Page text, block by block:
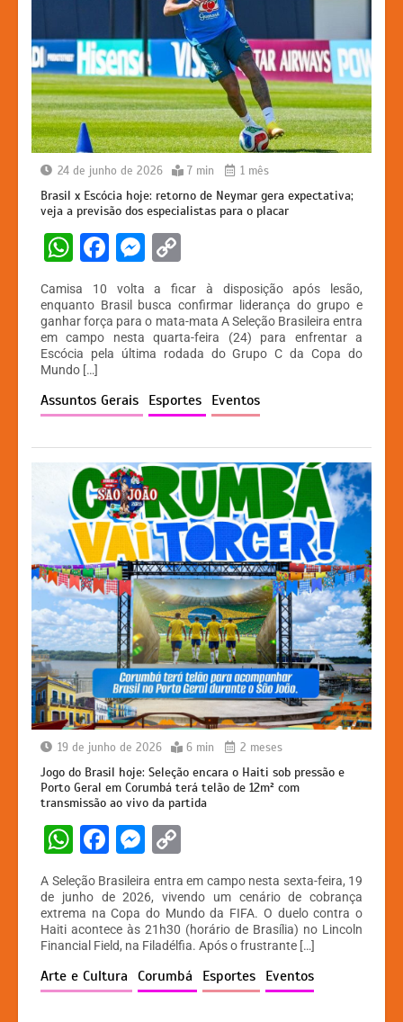
24 de junho de 2026 7 min 1 mês
Brasil x Escócia hoje: retorno de Neymar gera expectativa;
veja a previsão dos especialistas para o placar
W
at
s
A
p
p
F
c
e
b
o
o
k
M
s
s
e
n
g
er
p
y
Li
n
k
Camisa 10 volta a ficar à disposição após lesão,
enquanto Brasil busca confirmar liderança do grupo e
ganhar força para o mata-mata A Seleção Brasileira entra
em campo nesta quarta-feira (24) para enfrentar a
Escócia pela última rodada do Grupo C da Copa do
Mundo […]
Assuntos Gerais Esportes Eventos
19 de junho de 2026 6 min 2 meses
Jogo do Brasil hoje: Seleção encara o Haiti sob pressão e
Porto Geral em Corumbá terá telão de 12m² com
transmissão ao vivo da partida
W
h
at
s
A
p
F
c
e
b
o
M
s
s
e
n
p
y
Li
n
A Seleção Brasileira entra em campo nesta sexta-feira, 19
de junho de 2026, vivendo um cenário de cobrança
extrema na Copa do Mundo da FIFA. O duelo contra o
Haiti acontece às 21h30 (horário de Brasília) no Lincoln
Financial Field, na Filadélfia. Após o frustrante […]
Arte e Cultura Corumbá Esportes Eventos